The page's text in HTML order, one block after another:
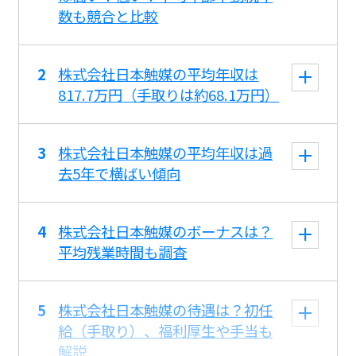
数も競合と比較
株式会社日本触媒の平均年収は
817.7万円（手取りは約68.1万円）
株式会社日本触媒の平均年収は過
去5年で横ばい傾向
株式会社日本触媒のボーナスは？
平均残業時間も調査
株式会社日本触媒の待遇は？初任
給（手取り）、福利厚生や手当も
解説